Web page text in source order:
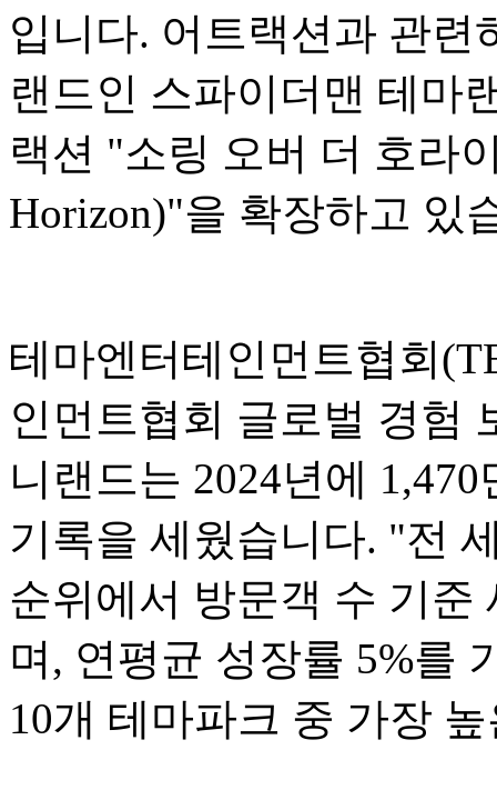
입니다. 어트랙션과 관련
랜드인 스파이더맨 테마
랙션 "소링 오버 더 호라
Horizon)"을 확장하고 있
테마엔터테인먼트협회
인먼트협회 글로벌 경험
니랜드는 2024년에
기록을 세웠습니다. "전
순위에서 방문객 수 기준
며, 연평균 성장률 5%를
10개 테마파크 중 가장